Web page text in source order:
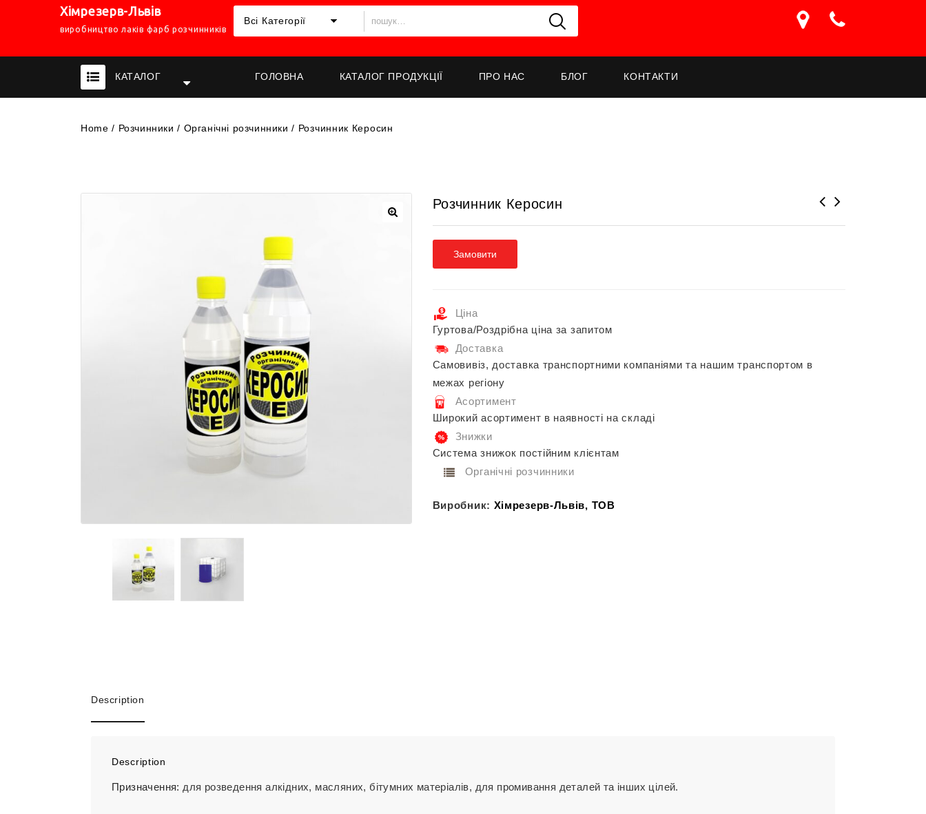
Хімрезерв-Львів
виробництво лаків фарб розчинників
Всі Категорії
КАТАЛОГ ГОЛОВНА КАТАЛОГ ПРОДУКЦІЇ ПРО НАС БЛОГ КОНТАКТИ
Home / Розчинники / Органічні розчинники / Розчинник Керосин
Розчинник Керосин
Замовити
Ціна
Гуртова/Роздрібна ціна за запитом
Доставка
Самовивіз, доставка транспортними компаніями та нашим транспортом в
межах регіону
Асортимент
Широкий асортимент в наявності на складі
Знижки
Система знижок постійним клієнтам
Органічні розчинники
Виробник: Хімрезерв-Львів, ТОВ
Description
Description
Призначення: для розведення алкідних, масляних, бітумних матеріалів, для промивання деталей та інших цілей.